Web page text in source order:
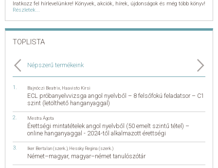
Iratkozz fel hírlevelünkre! Könyvek, akciók, hírek, újdonságok és még több könyv!
Részletek...
TOPLISTA
Népszerű termékeink
Bajnóczi Beatrix Haavisto Kirsi
ECL próbanyelvvizsga angol nyelvből – 8 felsőfokú feladatsor – C1
szint (letölthető hanganyaggal)
Mestra Ágota
Érettségi mintatételek angol nyelvből (50 emelt szintű tétel) –
online hanganyaggal - 2024-től alkalmazott érettségi
Iker Bertalan (szerk.) Hessky Regina (szerk.)
Német–magyar, magyar–német tanulószótár